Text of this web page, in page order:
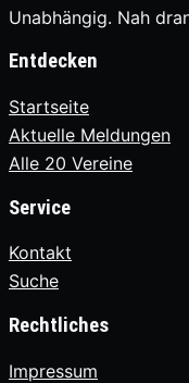
Unabhängig. Nah
Entdecken
Startseite
Aktuelle Meldungen
Alle 20 Vereine
Service
Kontakt
Suche
Rechtliches
Impressum